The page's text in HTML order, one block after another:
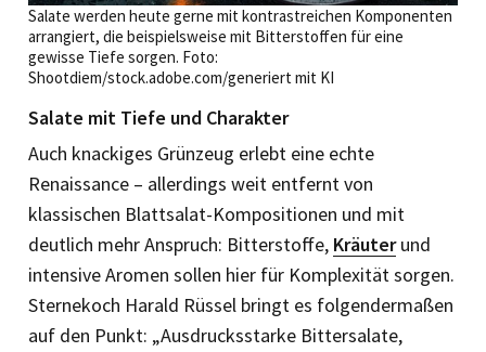
Salate werden heute gerne mit kontrastreichen Komponenten
arrangiert, die beispielsweise mit Bitterstoffen für eine
gewisse Tiefe sorgen. Foto:
Shootdiem/stock.adobe.com/generiert mit KI
Salate mit Tiefe und Charakter
Auch knackiges Grünzeug erlebt eine echte
Renaissance – allerdings weit entfernt von
klassischen Blattsalat-Kompositionen und mit
deutlich mehr Anspruch: Bitterstoffe, Kräuterund
intensive Aromen sollen hier für Komplexität sorgen.
Sternekoch Harald Rüssel bringt es folgendermaßen
auf den Punkt: „Ausdrucksstarke Bittersalate,